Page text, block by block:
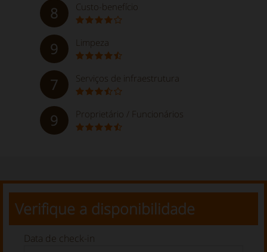
8 Custo-benefício
9 Limpeza
7 Serviços de infraestrutura
9 Proprietário / Funcionários
Verifique a disponibilidade
Data de check-in